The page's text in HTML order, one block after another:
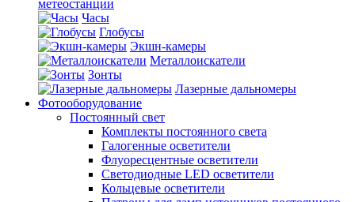
метеостанции
Часы
Глобусы
Экшн-камеры
Металлоискатели
Зонты
Лазерные дальномеры
Фотооборудование
Постоянный свет
Комплекты постоянного света
Галогенные осветители
Флуоресцентные осветители
Светодиодные LED осветители
Кольцевые осветители